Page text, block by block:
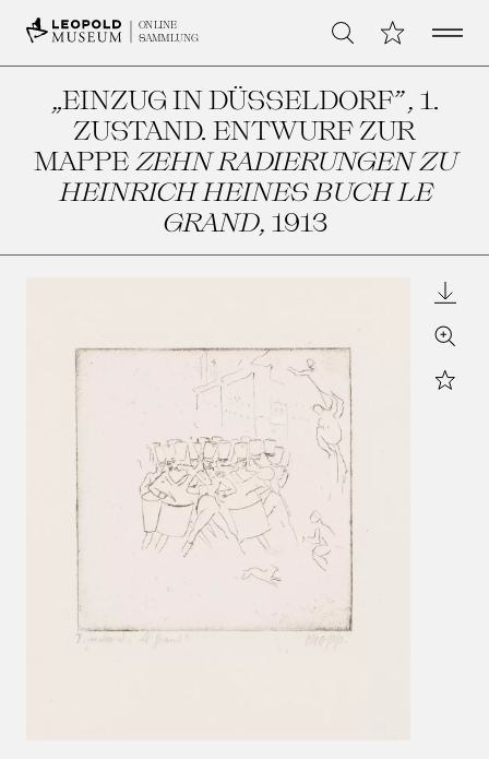
ONLINE
SAMMLUNG
Suche Meine Open
„EINZUG IN DÜSSELDORF”, 1.
ZUSTAND. ENTWURF ZUR
MAPPE ZEHN RADIERUNGEN ZU
HEINRICH HEINES BUCH LE
GRAND, 1913
Zoom
Star